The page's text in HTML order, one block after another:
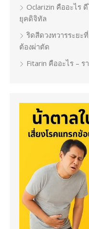
Oclarizin คืออะไร
ยุคดิจิทัล
ริดสีดวงทวารระยะ
ต้องผ่าตัด
Fitarin คืออะไร – ร